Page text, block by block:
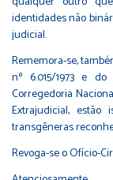
identidades não
judicial.
Rememora-se,
nº 6.015/1973 e
Corregedoria
Extrajudicial,
transgêneras
Revoga-se o Ofício-